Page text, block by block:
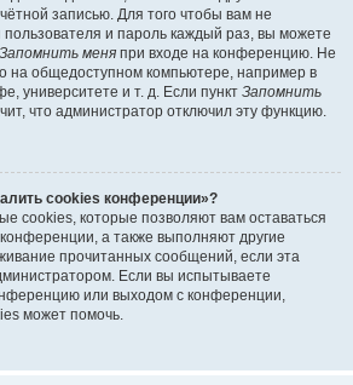
записью. Для того чтобы вам не
пользователя и пароль каждый раз, вы можете
Запомнить меня при входе на конференцию. Не
на общедоступном компьютере, например в
университете и т. д. Если пункт Запомнить
что администратор отключил эту функцию.
cookies конференции»?
cookies, которые позволяют вам оставаться
а также выполняют другие
прочитанных сообщений, если эта
Если вы испытываете
или выходом с конференции,
может помочь.